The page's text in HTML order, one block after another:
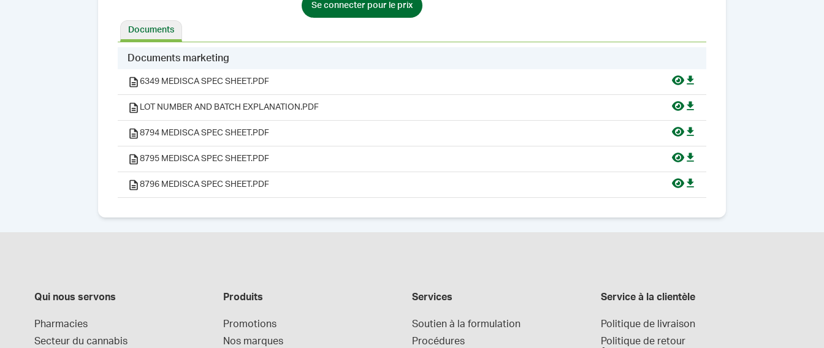
Se connecter pour le prix
Documents
Documents marketing
6349 MEDISCA SPEC SHEET.PDF
LOT NUMBER AND BATCH EXPLANATION.PDF
8794 MEDISCA SPEC SHEET.PDF
8795 MEDISCA SPEC SHEET.PDF
8796 MEDISCA SPEC SHEET.PDF
Qui nous servons
Pharmacies
Secteur du cannabis
Produits
Promotions
Nos marques
Services
Soutien à la formulation
Procédures
Service à la clientèle
Politique de livraison
Politique de retour